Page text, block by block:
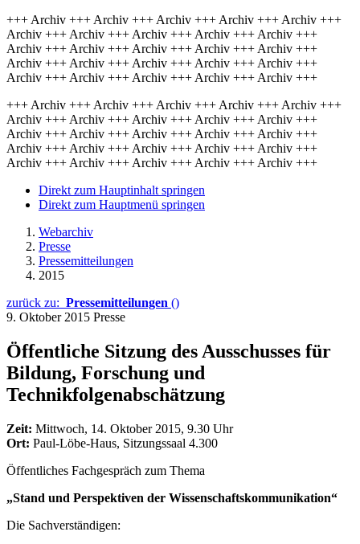
+++ Archiv +++ Archiv +++ Archiv +++ Archiv +++ Archiv +++
Archiv +++ Archiv +++ Archiv +++ Archiv +++ Archiv +++
Archiv +++ Archiv +++ Archiv +++ Archiv +++ Archiv +++
Archiv +++ Archiv +++ Archiv +++ Archiv +++ Archiv +++
Archiv +++ Archiv +++ Archiv +++ Archiv +++ Archiv +++
+++ Archiv +++ Archiv +++ Archiv +++ Archiv +++ Archiv +++
Archiv +++ Archiv +++ Archiv +++ Archiv +++ Archiv +++
Archiv +++ Archiv +++ Archiv +++ Archiv +++ Archiv +++
Archiv +++ Archiv +++ Archiv +++ Archiv +++ Archiv +++
Archiv +++ Archiv +++ Archiv +++ Archiv +++ Archiv +++
Direkt zum Hauptinhalt springen
Direkt zum Hauptmenü springen
Webarchiv
Presse
Pressemitteilungen
2015
zurück zu: Pressemitteilungen ()
9. Oktober 2015 Presse
Öffentliche Sitzung des Ausschusses für
Bildung, Forschung und
Technikfolgenabschätzung
Zeit: Mittwoch, 14. Oktober 2015, 9.30 Uhr
Ort: Paul-Löbe-Haus, Sitzungssaal 4.300
Öffentliches Fachgespräch zum Thema
„Stand und Perspektiven der Wissenschaftskommunikation“
Die Sachverständigen: